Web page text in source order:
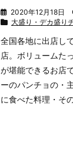
2020年12月18日
大盛り・デカ盛り
全国各地に出店し
店。 ボリュームた
が堪能できるお店で
ーのパンチョの ・
に食べた料理 ・そ